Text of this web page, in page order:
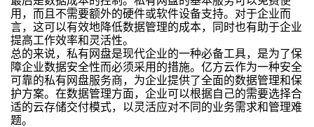
用，而且不需要额外的硬件或软件设备支持。对于企业而
言，这可以有效地降低数据管理的成本，同时也有助于企业
提高工作效率和灵活性。
总的来说，私有网盘是现代企业的一种必备工具，是为了保
障企业数据安全性而必须采用的措施。亿方云作为一种安全
可靠的私有网盘服务商，为企业提供了全面的数据管理和保
护方案。在数据管理方面，企业可以根据自己的需要选择合
适的云存储交付模式，以灵活应对不同的业务需求和管理难
题。